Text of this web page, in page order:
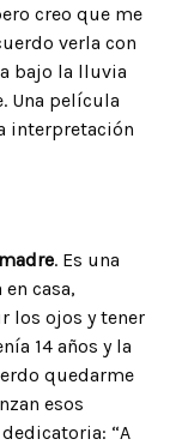
creo que me
verla con
bajo la lluvia
Una película
interpretación
. Es una
casa,
los ojos y tener
14 años y la
quedarme
esos
“A